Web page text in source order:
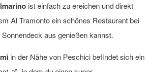
ist einfach zu ereichen und direkt
Al Tramonto ein schönes Restaurant bei
aus genießen kannst.
in der Nähe von Peschici befindet sich ein